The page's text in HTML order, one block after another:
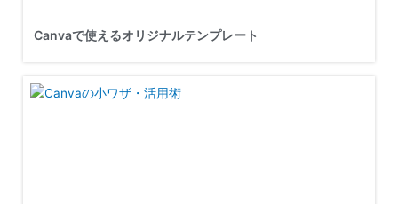
Canvaで使えるオリジナルテンプレート